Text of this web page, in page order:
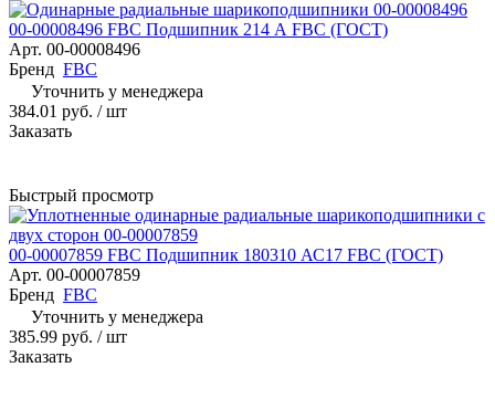
00-00008496 FBC Подшипник 214 А FBC (ГОСТ)
Арт. 00-00008496
Бренд FBC
Уточнить у менеджера
384.01 руб. / шт
Заказать
Быстрый просмотр
00-00007859 FBC Подшипник 180310 АС17 FBC (ГОСТ)
Арт. 00-00007859
Бренд FBC
Уточнить у менеджера
385.99 руб. / шт
Заказать